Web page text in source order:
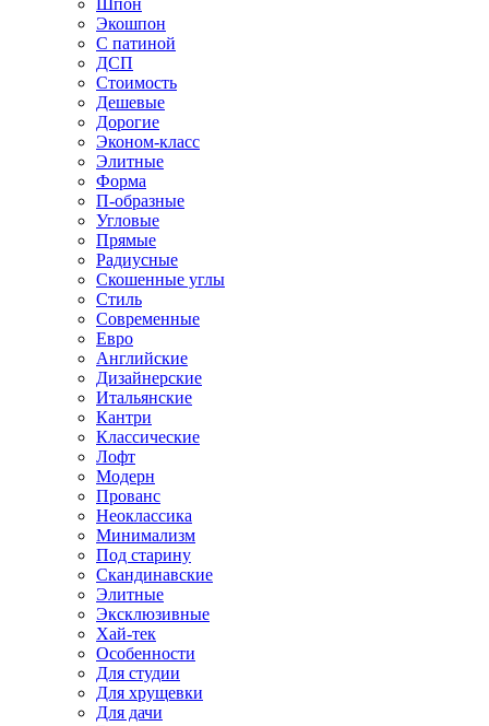
Шпон
Экошпон
С патиной
ДСП
Стоимость
Дешевые
Дорогие
Эконом-класс
Элитные
Форма
П-образные
Угловые
Прямые
Радиусные
Скошенные углы
Стиль
Современные
Евро
Английские
Дизайнерские
Итальянские
Кантри
Классические
Лофт
Модерн
Прованс
Неоклассика
Минимализм
Под старину
Скандинавские
Элитные
Эксклюзивные
Хай-тек
Особенности
Для студии
Для хрущевки
Для дачи